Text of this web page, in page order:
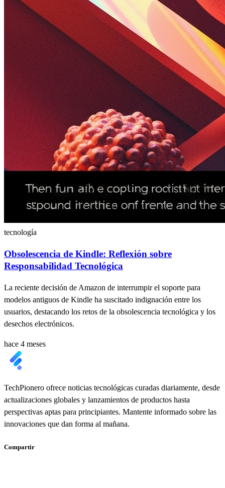
tecnología
Obsolescencia de Kindle: Reflexión sobre
Responsabilidad Tecnológica
La reciente decisión de Amazon de interrumpir el soporte para
modelos antiguos de Kindle ha suscitado indignación entre los
usuarios, destacando los retos de la obsolescencia tecnológica y los
desechos electrónicos.
hace 4 meses
TechPionero ofrece noticias tecnológicas curadas diariamente, desde
actualizaciones globales y lanzamientos de productos hasta
perspectivas aptas para principiantes. Mantente informado sobre las
innovaciones que dan forma al mañana.
Compartir